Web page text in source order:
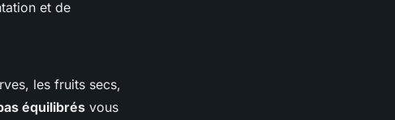
et de
les fruits secs,
équilibrés vous